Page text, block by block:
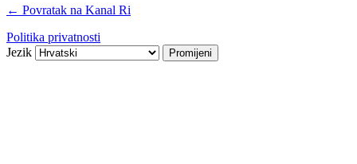
← Povratak na Kanal Ri
Politika privatnosti
Jezik